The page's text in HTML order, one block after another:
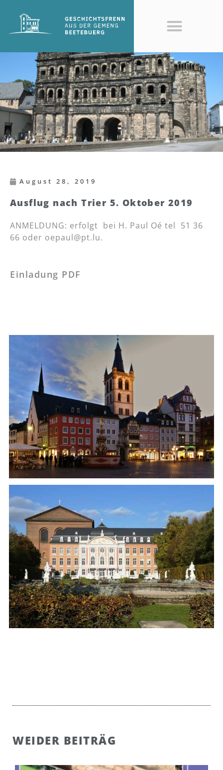
August 28, 2019
Ausflug nach Trier 5. Oktober 2019
ANMELDUNG: erfolgt bei H. Paul Oé tel 51 36
66 oder oepaul@pt.lu.
Einladung PDF
WEIDER BEITRÄG